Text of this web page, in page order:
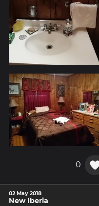
0
02 May 2018
New Iberia